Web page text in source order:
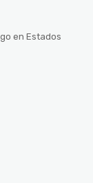
en Estados